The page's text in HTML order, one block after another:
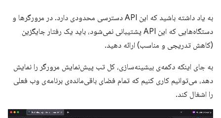
به یاد داشته باشید که این API دسترسی محدودی دارد. در مرورگرها و
دستگاه‌هایی که این API پشتیبانی نمی‌شود، باید یک رفتار جایگزین
(کاهش تدریجی و مناسب) ارائه دهید.
به جای اینکه دکمه‌ی بیشینه‌سازی، کل تب پیش‌نمایش مرورگر را نمایش
دهد، می‌توانیم کاری کنیم که تمام فضای باقی‌مانده‌ی برنامه‌ی وب فعلی
را اشغال کند.